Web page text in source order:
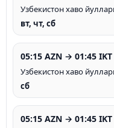
Узбекистон хаво
вт, чт, сб
05:15 AZN → 01:45 IKT
Узбекистон хаво
сб
05:15 AZN → 01:45 IKT